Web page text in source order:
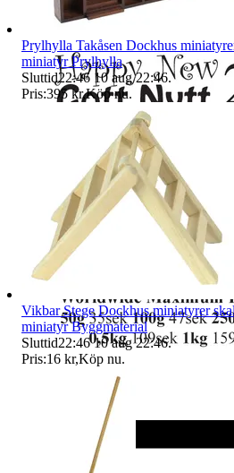
Prylhylla Takåsen Dockhus
miniatyr Prylhylla
Sluttid22:46 10 aug 22:46.
Pris:395 kr,Köp nu.
Vikbar Stege Dockhus miniatyrer
miniatyr Byggmaterial
Sluttid22:46 10 aug 22:46.
Pris:16 kr,Köp nu.